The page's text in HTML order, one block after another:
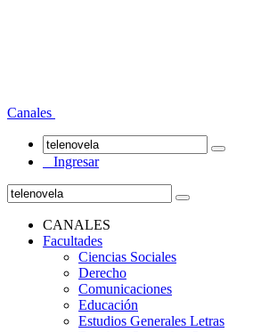
Canales
Ingresar
CANALES
Facultades
Ciencias Sociales
Derecho
Comunicaciones
Educación
Estudios Generales Letras